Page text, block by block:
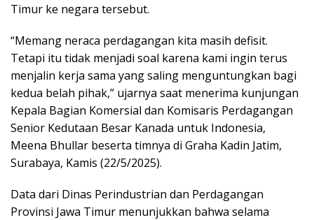
Timur ke negara tersebut.
“Memang neraca perdagangan kita masih defisit.
Tetapi itu tidak menjadi soal karena kami ingin terus
menjalin kerja sama yang saling menguntungkan bagi
kedua belah pihak,” ujarnya saat menerima kunjungan
Kepala Bagian Komersial dan Komisaris Perdagangan
Senior Kedutaan Besar Kanada untuk Indonesia,
Meena Bhullar beserta timnya di Graha Kadin Jatim,
Surabaya, Kamis (22/5/2025).
Data dari Dinas Perindustrian dan Perdagangan
Provinsi Jawa Timur menunjukkan bahwa selama